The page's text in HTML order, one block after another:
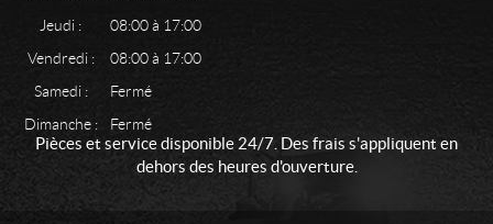
Jeudi :
08:00 à 17:00
Vendredi :
08:00 à 17:00
Samedi :
Fermé
Dimanche :
Fermé
Pièces et service disponible 24/7. Des frais s'appliquent en
dehors des heures d'ouverture.